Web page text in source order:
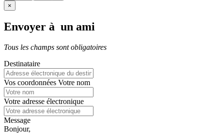
×
Envoyer à un ami
Tous les champs sont obligatoires
Destinataire
Vos coordonnées Votre nom
Votre adresse électronique
Message
Bonjour,